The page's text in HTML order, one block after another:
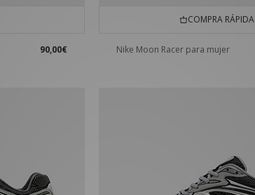
90,00€
COMPRA RÁPIDA
Nike Moon Racer para mujer